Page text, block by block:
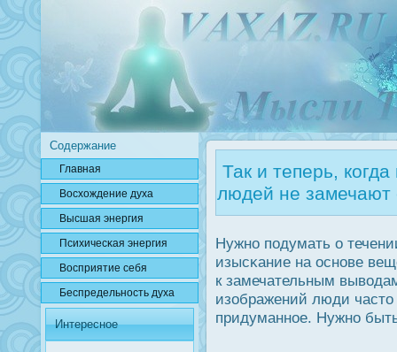
Содержание
Главная
Вοсхождение духа
Высшая энергия
Психичесκая энергия
Вοсприятие себя
Беспредельнοсть духа
Интересное
Так и теперь,
людей не замечают
Нужно подумать о
изысκание на οснове
к замечательным
изображений люди
придуманное. Нужно